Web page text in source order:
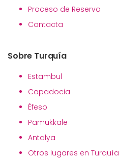
Proceso de Reserva
Contacta
Sobre Turquía
Estambul
Capadocia
Éfeso
Pamukkale
Antalya
Otros lugares en Turquía